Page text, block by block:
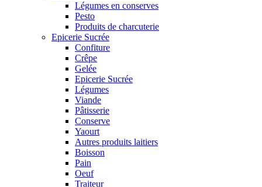
Légumes en conserves
Pesto
Produits de charcuterie
Epicerie Sucrée
Confiture
Crêpe
Gelée
Epicerie Sucrée
Légumes
Viande
Pâtisserie
Conserve
Yaourt
Autres produits laitiers
Boisson
Pain
Oeuf
Traiteur